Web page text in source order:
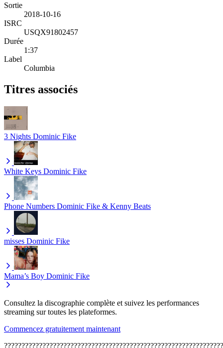
Sortie
2018-10-16
ISRC
USQX91802457
Durée
1:37
Label
Columbia
Titres associés
3 Nights Dominic Fike
White Keys Dominic Fike
Phone Numbers Dominic Fike & Kenny Beats
misses Dominic Fike
Mama’s Boy Dominic Fike
Consultez la discographie complète et suivez les performances
streaming sur toutes les plateformes.
Commencez gratuitement maintenant